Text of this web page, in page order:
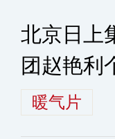
北京日上
团赵艳利
暖气片